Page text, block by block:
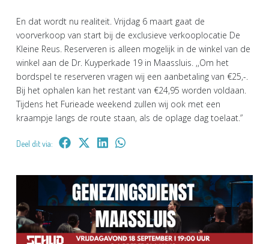
En dat wordt nu realiteit. Vrijdag 6 maart gaat de
voorverkoop van start bij de exclusieve verkooplocatie De
Kleine Reus. Reserveren is alleen mogelijk in de winkel van de
winkel aan de Dr. Kuyperkade 19 in Maassluis. ,,Om het
bordspel te reserveren vragen wij een aanbetaling van €25,-.
Bij het ophalen kan het restant van €24,95 worden voldaan.
Tijdens het Furieade weekend zullen wij ook met een
kraampje langs de route staan, als de oplage dag toelaat.”
Deel dit via: